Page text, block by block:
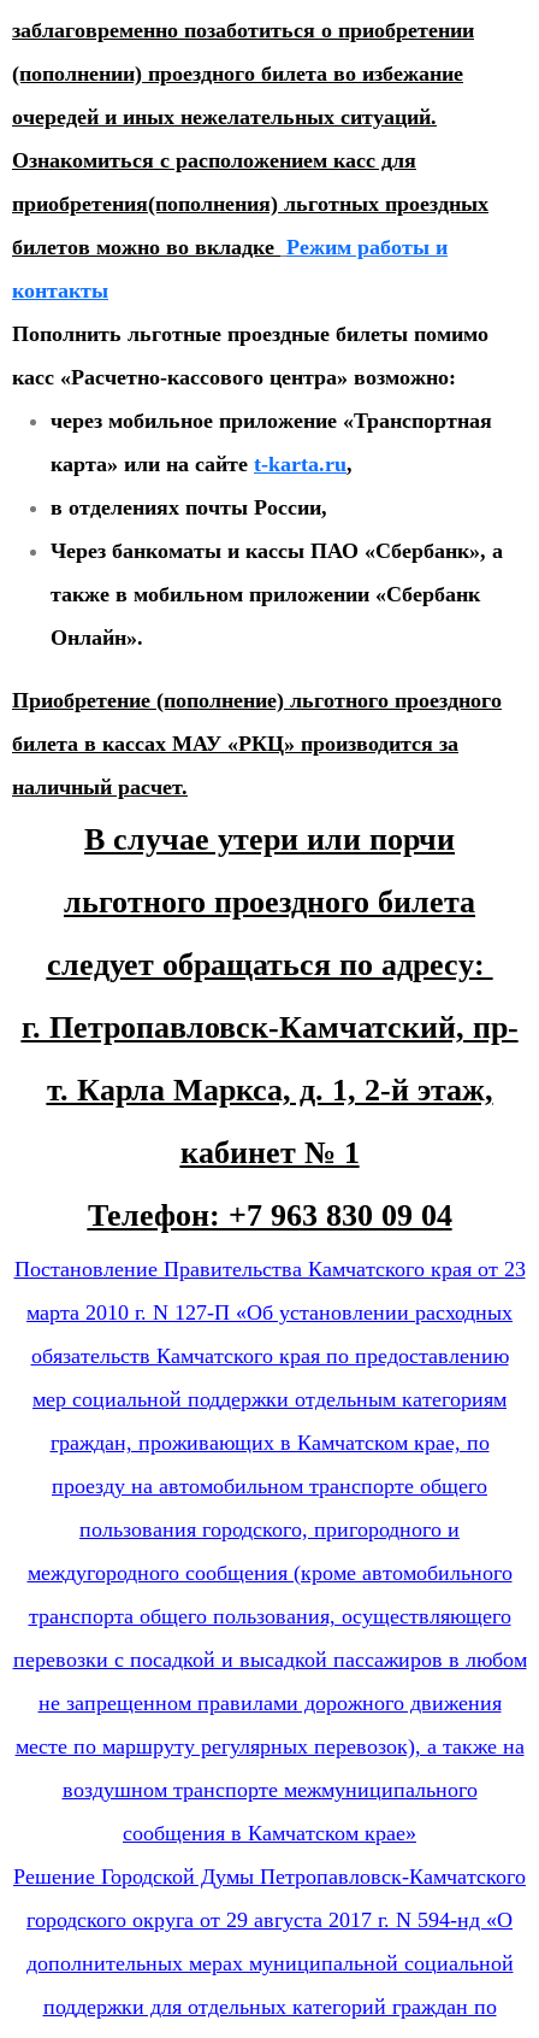
заблаговременно позаботиться о приобретении
(пополнении) проездного билета во избежание
очередей и иных нежелательных ситуаций.
Ознакомиться с расположением касс для
приобретения(пополнения) льготных проездных
билетов можно во вкладке Режим работы и
контакты
Пополнить льготные проездные билеты помимо
касс «Расчетно-кассового центра» возможно:
через мобильное приложение «Транспортная
карта» или на сайте t-karta.ru,
в отделениях почты России,
Через банкоматы и кассы ПАО «Сбербанк», а
также в мобильном приложении «Сбербанк
Онлайн».
Приобретение (пополнение) льготного проездного
билета в кассах МАУ «РКЦ» производится за
наличный расчет.
В случае утери или порчи
льготного проездного билета
следует обращаться по адресу:
г. Петропавловск-Камчатский, пр-
т. Карла Маркса, д. 1, 2-й этаж,
кабинет № 1
Телефон: +7 963 830 09 04
Постановление Правительства Камчатского края от 23
марта 2010 г. N 127-П «Об установлении расходных
обязательств Камчатского края по предоставлению
мер социальной поддержки отдельным категориям
граждан, проживающих в Камчатском крае, по
проезду на автомобильном транспорте общего
пользования городского, пригородного и
междугородного сообщения (кроме автомобильного
транспорта общего пользования, осуществляющего
перевозки с посадкой и высадкой пассажиров в любом
не запрещенном правилами дорожного движения
месте по маршруту регулярных перевозок), а также на
воздушном транспорте межмуниципального
сообщения в Камчатском крае»
Решение Городской Думы Петропавловск-Камчатского
городского округа от 29 августа 2017 г. N 594-нд «О
дополнительных мерах муниципальной социальной
поддержки для отдельных категорий граждан по